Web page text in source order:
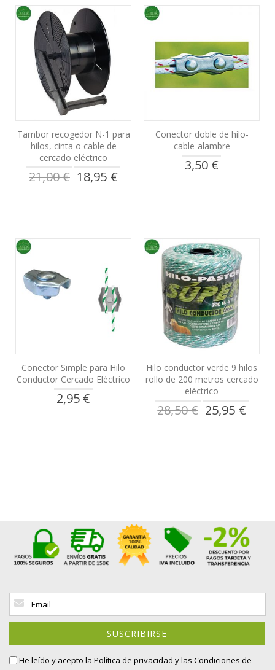
Tambor recogedor N-1 para
hilos, cinta o cable de
cercado eléctrico
21,00 €
Precio
especial
18,95 €
Conector doble de hilo-
cable-alambre
3,50 €
Conector Simple para Hilo
Conductor Cercado Eléctrico
2,95 €
Hilo conductor verde 9 hilos
rollo de 200 metros cercado
eléctrico
28,50 €
Precio
especial
25,95 €
Inscríbase
nuestro
SUSCRIBIRSE
He leído y acepto la Política de privacidad y las Condiciones de